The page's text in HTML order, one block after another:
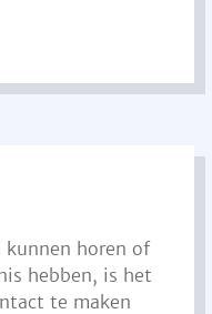
horen of
hebben, is het
te maken